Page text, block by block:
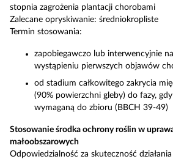
stopnia zagrożenia plantacji chorobami
Zalecane opryskiwanie: średniokropliste
Termin stosowania:
zapobiegawczo lub interwencyjnie
wystąpieniu pierwszych objawów
od stadium całkowitego zakrycia
(90% powierzchni gleby) do fazy,
wymaganą do zbioru (BBCH 39-49)
Stosowanie środka ochrony roślin w
małoobszarowych
Odpowiedzialność za skuteczność